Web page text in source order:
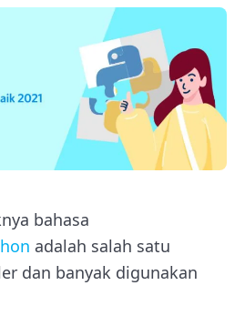
bahasa
adalah salah satu
dan banyak digunakan